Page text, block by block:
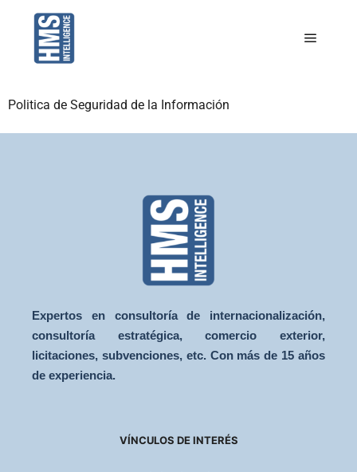
Politica de Seguridad de la Información
Expertos en consultoría de internacionalización,
consultoría estratégica, comercio exterior,
licitaciones, subvenciones, etc. Con más de 15 años
de experiencia.
VÍNCULOS DE INTERÉS